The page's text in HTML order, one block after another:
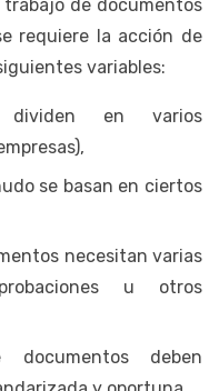
de documentos
requiere la acción de
variables:
dividen en varios
se basan en ciertos
necesitan varias
u otros
documentos deben